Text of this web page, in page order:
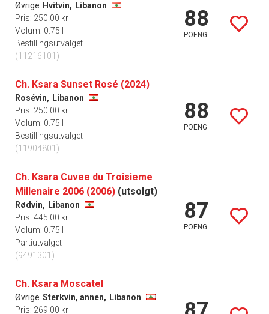
Øvrige Hvitvin, Libanon
Pris: 250.00 kr
Volum: 0.75 l
Bestillingsutvalget
(11216101)
88
POENG
Ch. Ksara Sunset Rosé (2024)
Rosévin, Libanon
Pris: 250.00 kr
Volum: 0.75 l
Bestillingsutvalget
(11904801)
88
POENG
Ch. Ksara Cuvee du Troisieme
Millenaire 2006 (2006) (utsolgt)
Rødvin, Libanon
Pris: 445.00 kr
Volum: 0.75 l
Partiutvalget
(9491301)
87
POENG
Ch. Ksara Moscatel
Øvrige Sterkvin, annen, Libanon
Pris: 269.00 kr